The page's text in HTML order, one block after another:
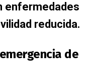
enfermedades
reducida.
de